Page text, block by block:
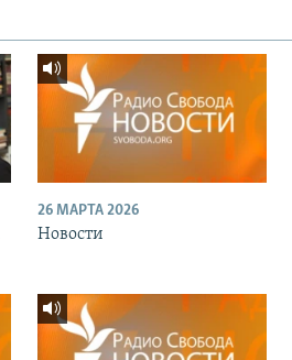
26 МАРТА 2026
Новости